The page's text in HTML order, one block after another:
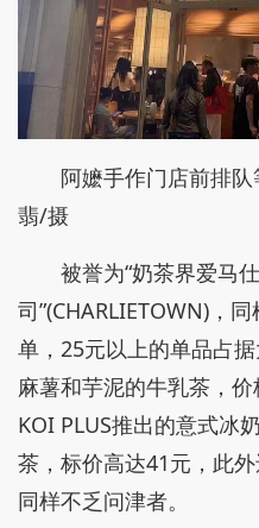
阿嬷手作门店前排
翡/摄
被誉为“奶茶界爱马
司”(CHARLIETOWN)，
单，25元以上的单品占
麻薯和芋泥的牛乳茶，
KOI PLUS推出的意式
茶，标价高达41元，此
同样不乏问津者。